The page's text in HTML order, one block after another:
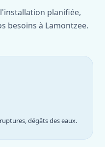
planifiée,
besoins à Lamontzee.
dégâts des eaux.